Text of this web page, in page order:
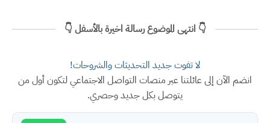
👇 انتهى الموضوع رسالة اخيرة بالأسفل 👇
لا تفوت جديد التحديثات والشروحات!
انضم الآن إلى عائلتنا عبر منصات التواصل الاجتماعي لتكون أول من
يتوصل بكل جديد وحصري.